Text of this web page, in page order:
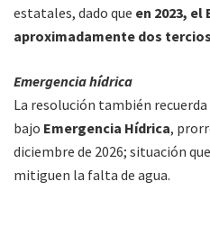
estatales, dado que en 2023,
aproximadamente dos
Emergencia hídrica
La resolución también
bajo Emergencia Hídrica,
diciembre de 2026; situación
mitiguen la falta de agua.